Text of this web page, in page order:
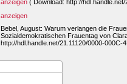
anzeigen ( Download: http://
anzeigen
Bebel, August: Warum verlangen die
Sozialdemokratischen Frauentag von
http://hdl.handle.net/21.11120/0000-000C-